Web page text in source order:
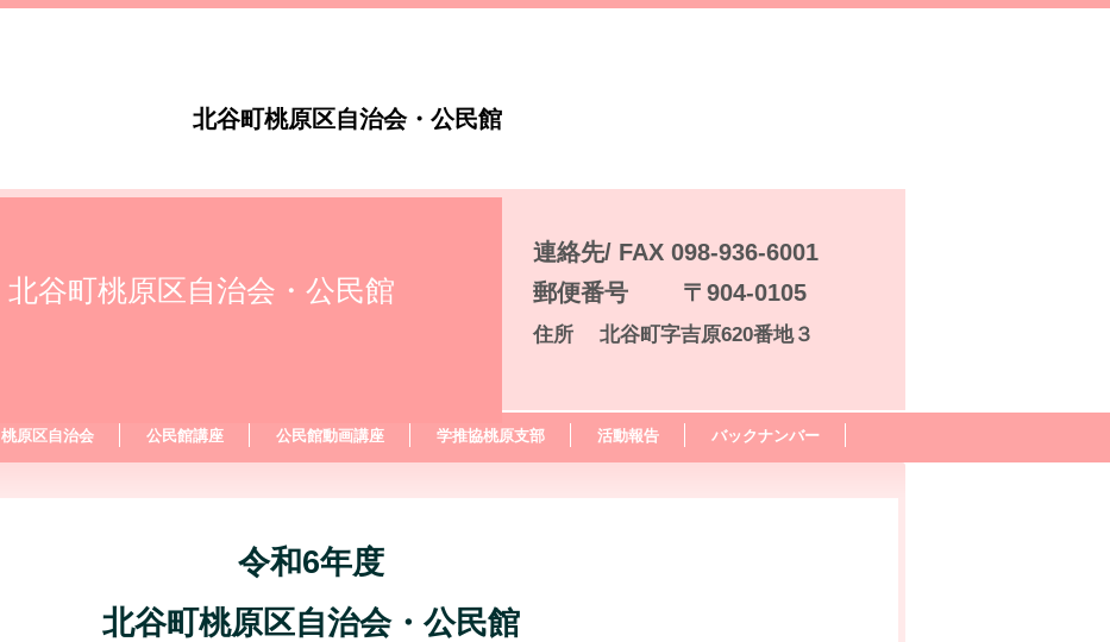
北谷町桃原区自治会・公民館
連絡先/ FAX 098-936-6001
郵便番号 〒904-0105
住所 北谷町字吉原620番地３
桃原区自治会 公民館講座 公民館動画講座 学推協桃原支部 活動報告 バックナンバー
北谷町桃原区自治会・公民館
令和6年度
北谷町桃原区自治会・公民館